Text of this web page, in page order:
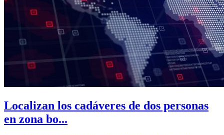
Localizan los cadáveres de dos personas
en zona bo...